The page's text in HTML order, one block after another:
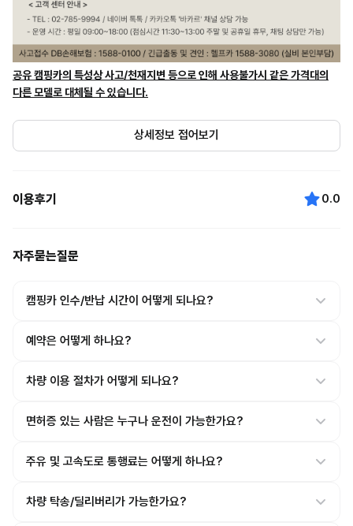
공유 캠핑카의 특성상 사고/천재지변 등으로 인해 사용불가시 같은 가격대의
다른 모델로 대체될 수 있습니다.
상세정보 접어보기
이용후기 0.0
자주묻는질문
캠핑카 인수/반납 시간이 어떻게 되나요?
예약은 어떻게 하나요?
차량 이용 절차가 어떻게 되나요?
면허증 있는 사람은 누구나 운전이 가능한가요?
주유 및 고속도로 통행료는 어떻게 하나요?
차량 탁송/딜리버리가 가능한가요?